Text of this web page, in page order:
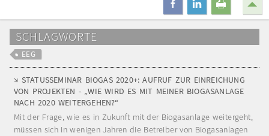
teilen mitteilendrucken
SCHLAGWORTE
EEG
STATUSSEMINAR BIOGAS 2020+: AUFRUF ZUR EINREICHUNG
VON PROJEKTEN - „WIE WIRD ES MIT MEINER BIOGASANLAGE
NACH 2020 WEITERGEHEN?“
Mit der Frage, wie es in Zukunft mit der Biogasanlage weitergeht,
müssen sich in wenigen Jahren die Betreiber von Biogasanlagen